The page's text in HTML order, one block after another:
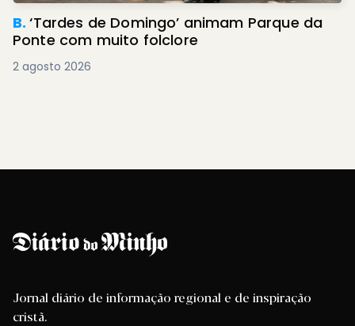
B.‘Tardes de Domingo’ animam Parque da
Ponte com muito folclore
2 agosto 2026
Jornal diário de informação regional e de inspiração
cristã.